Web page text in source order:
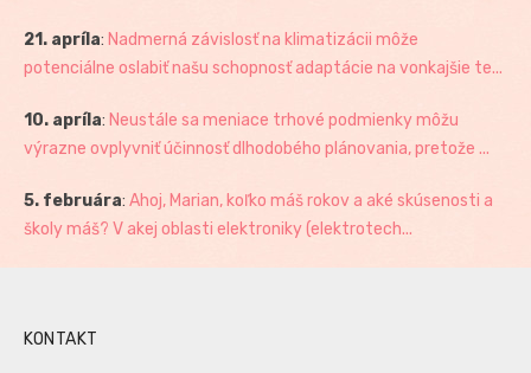
21. apríla: Nadmerná závislosť na klimatizácii môže
potenciálne oslabiť našu schopnosť adaptácie na vonkajšie te...
10. apríla: Neustále sa meniace trhové podmienky môžu
výrazne ovplyvniť účinnosť dlhodobého plánovania, pretože ...
5. februára: Ahoj, Marian, koľko máš rokov a aké skúsenosti a
školy máš? V akej oblasti elektroniky (elektrotech...
KONTAKT